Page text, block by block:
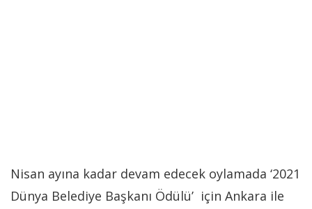
Nisan ayına kadar devam edecek oylamada ‘2021
Dünya Belediye Başkanı Ödülü’ için Ankara ile